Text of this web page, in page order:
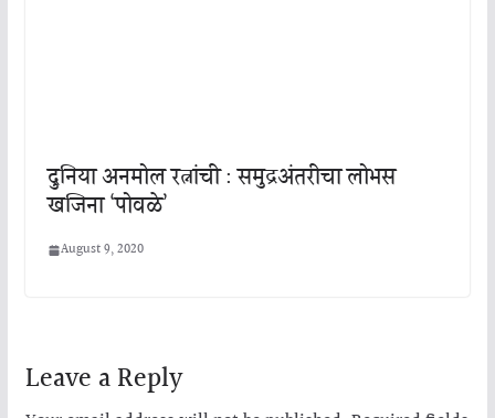
दुनिया अनमोल रत्नांची : समुद्रअंतरीचा लोभस
खजिना ‘पोवळे’
August 9, 2020
Leave a Reply